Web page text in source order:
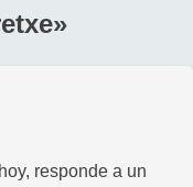
»
responde a un